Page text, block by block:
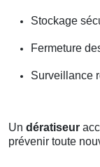
Stockage
Fermeture
Surveillance
Un dératiseur
prévenir toute